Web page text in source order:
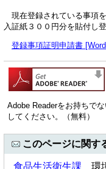
現在登録されている事項
入証紙３００円分を貼付し
登録事項証明申請書
Adobe Readerをお持ちで
してください。（無料）
このページに関す
食品生活衛生課 環